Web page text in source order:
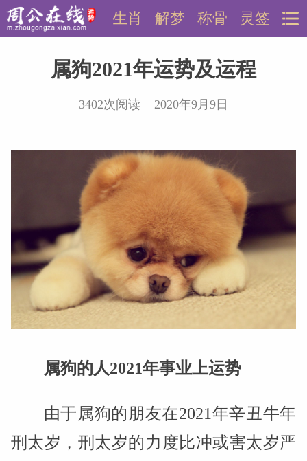
灵签
称骨
解梦
生肖
属狗2021年运势及运程
3402次阅读 2020年9月9日
属狗的人2021年事业上运势
由于属狗的朋友在2021年辛丑牛年
刑太岁，刑太岁的力度比冲或害太岁严